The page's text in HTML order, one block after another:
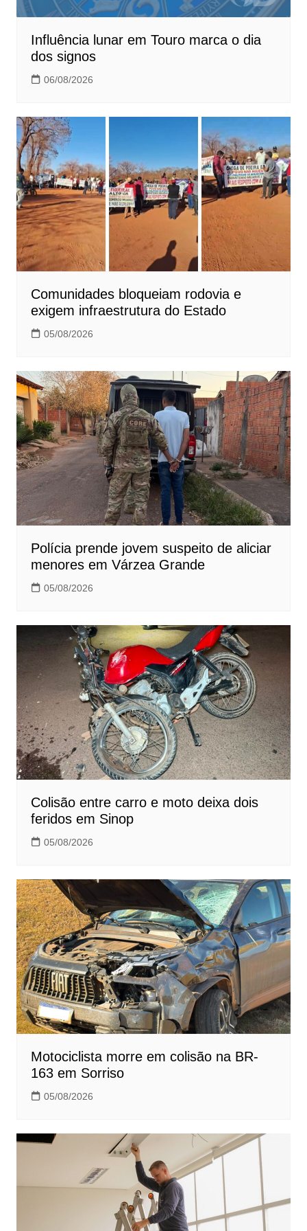
Influência lunar em Touro marca o dia
dos signos
06/08/2026
Comunidades bloqueiam rodovia e
exigem infraestrutura do Estado
05/08/2026
Polícia prende jovem suspeito de aliciar
menores em Várzea Grande
05/08/2026
Colisão entre carro e moto deixa dois
feridos em Sinop
05/08/2026
Motociclista morre em colisão na BR-
163 em Sorriso
05/08/2026